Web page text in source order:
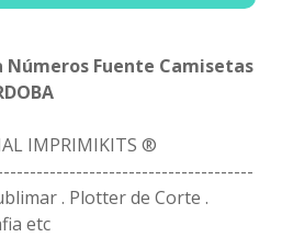
Números Fuente Camisetas
IMPRIMIKITS ®
. Plotter de Corte .
etc